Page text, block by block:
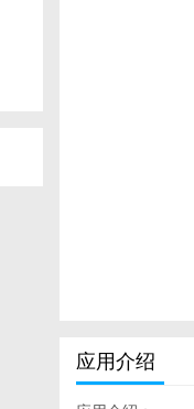
应用介绍